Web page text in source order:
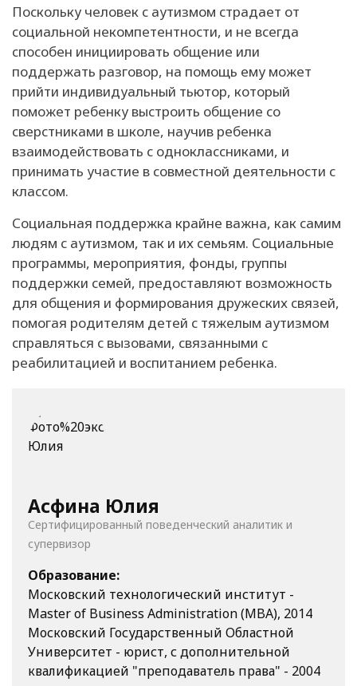
Поскольку человек с аутизмом страдает от
социальной некомпетентности, и не всегда
способен инициировать общение или
поддержать разговор, на помощь ему может
прийти индивидуальный тьютор, который
поможет ребенку выстроить общение со
сверстниками в школе, научив ребенка
взаимодействовать с одноклассниками, и
принимать участие в совместной деятельности с
классом.
Социальная поддержка крайне важна, как самим
людям с аутизмом, так и их семьям. Социальные
программы, мероприятия, фонды, группы
поддержки семей, предоставляют возможность
для общения и формирования дружеских связей,
помогая родителям детей с тяжелым аутизмом
справляться с вызовами, связанными с
реабилитацией и воспитанием ребенка.
Асфина Юлия
Сертифицированный поведенческий аналитик и
супервизор
Образование:
Московский технологический институт -
Master of Business Administration (MBA), 2014
Московский Государственный Областной
Университет - юрист, с дополнительной
квалификацией "преподаватель права" - 2004